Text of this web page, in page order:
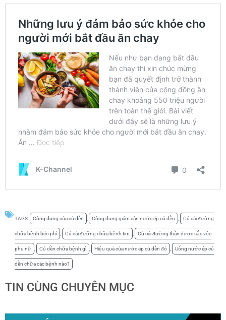
TAGS: Công dụng của củ dền Công dụng giảm cân nước ép củ dền Củ cải đường
chữa bệnh béo phì Củ cải đưỡng chữa bệnh tim Củ cải đường thần dược sắc vóc
phụ nữ Củ dền chữa bệnh gì Hiệu quả của nước ép củ dền đỏ Uống nước ép củ
dền chữa các bệnh nào?
TIN CÙNG CHUYÊN MỤC